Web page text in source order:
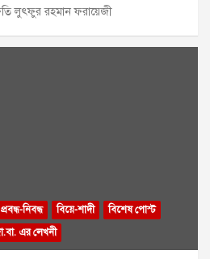
লুৎফুর রহমান ফরায়েজী
প্রবন্ধ-নিবন্ধ বিয়ে-শাদী
বিশেষ পোস্ট
এর লেখনী